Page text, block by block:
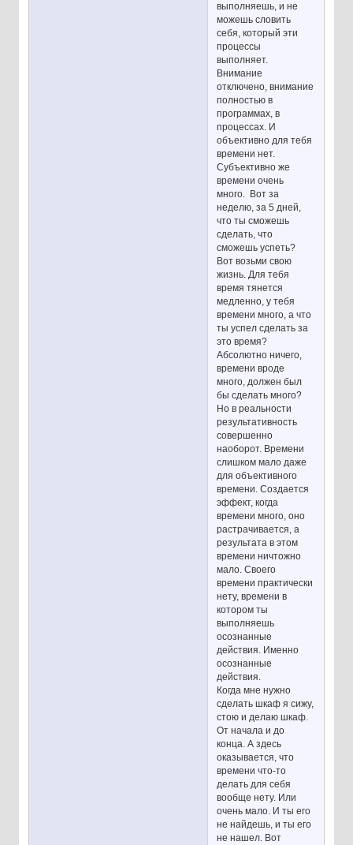
выполняешь, и не
можешь словить
себя, который эти
процессы
выполняет.
Внимание
отключено, внимание
полностью в
программах, в
процессах. И
объективно для тебя
времени нет.
Субъективно же
времени очень
много. Вот за
неделю, за 5 дней,
что ты сможешь
сделать, что
сможешь успеть?
Вот возьми свою
жизнь. Для тебя
время тянется
медленно, у тебя
времени много, а что
ты успел сделать за
это время?
Абсолютно ничего,
времени вроде
много, должен был
бы сделать много?
Но в реальности
результативность
совершенно
наоборот. Времени
слишком мало даже
для объективного
времени. Создается
эффект, когда
времени много, оно
растрачивается, а
результата в этом
времени ничтожно
мало. Своего
времени практически
нету, времени в
котором ты
выполняешь
осознанные
действия. Именно
осознанные
действия.
Когда мне нужно
сделать шкаф я сижу,
стою и делаю шкаф.
От начала и до
конца. А здесь
оказывается, что
времени что-то
делать для себя
вообще нету. Или
очень мало. И ты его
не найдешь, и ты его
не нашел. Вот